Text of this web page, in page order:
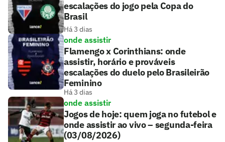
escalações do jogo pela Copa do
Brasil
Há 3 dias
onde assistir
Flamengo x Corinthians: onde
assistir, horário e prováveis
escalações do duelo pelo Brasileirão
Feminino
Há 3 dias
onde assistir
Jogos de hoje: quem joga no futebol e
onde assistir ao vivo – segunda-feira
(03/08/2026)